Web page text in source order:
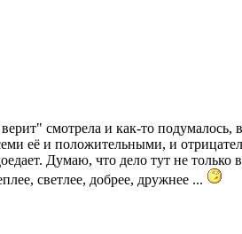
смотрела и как-то подумалось,
её и положительными, и
Думаю, что дело тут не
светлее, добрее, дружнее ...